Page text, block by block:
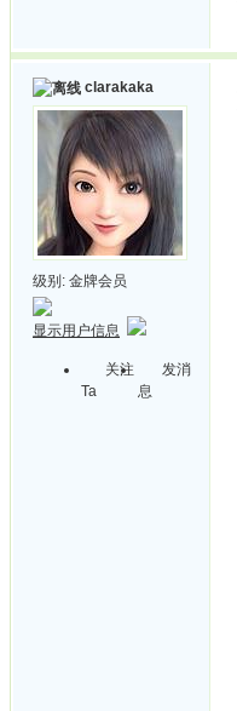
clarakaka
级别: 金牌会员
显示用户信息
关注
Ta
发消
息